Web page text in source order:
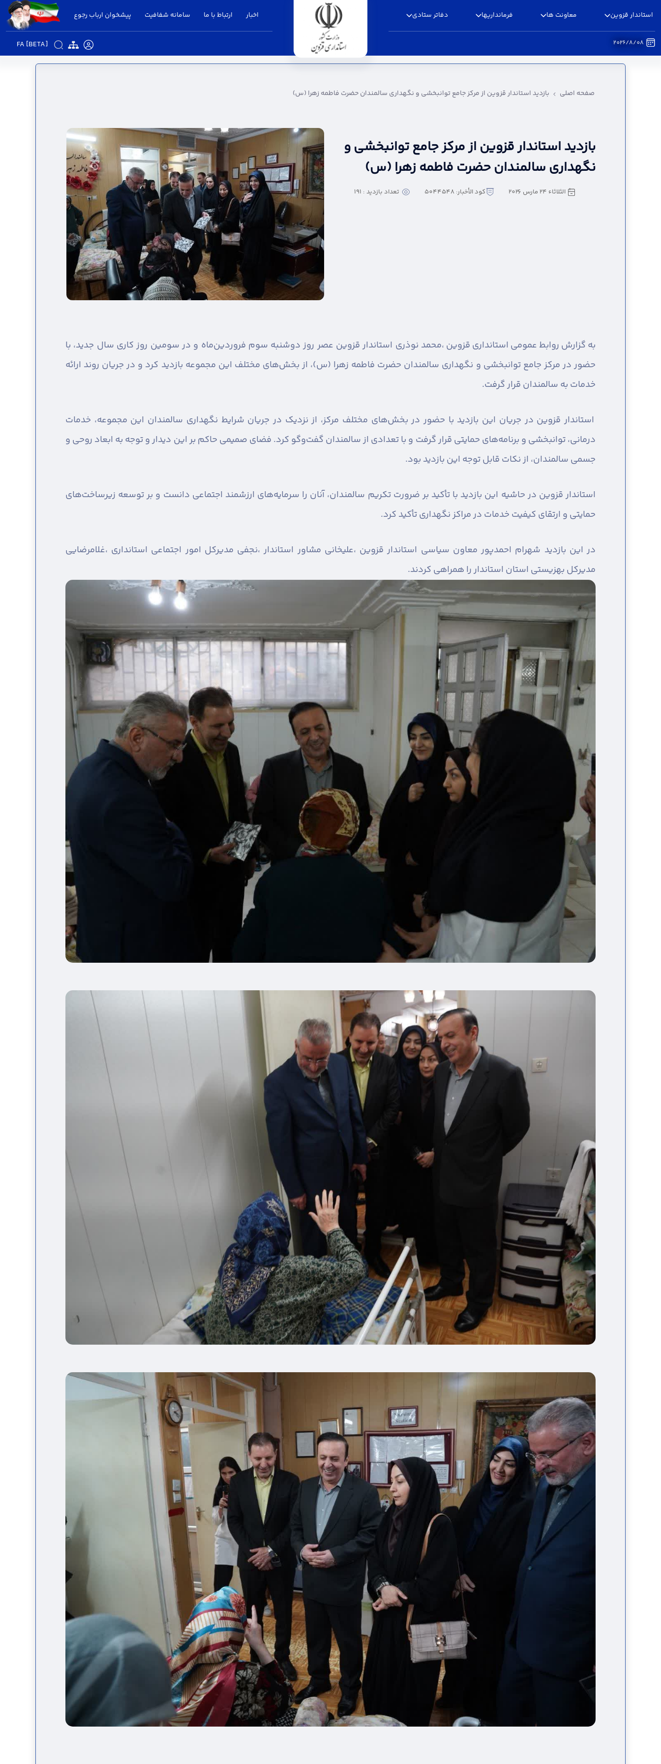
استاندار قزوین معاونت ها فرمانداریها دفاتر ستادی اخبار ارتباط با ما سامانه شفافیت پیشخوان ارباب رجوع
FA [BETA] 2026/8/08
بازدید استاندار قزوین از مرکز جامع توانبخشی و نگهداری سالمندان حضرت فاطمه زهرا (س) - استانداری قزوین
صفحه اصلی بازدید استاندار قزوین از مرکز جامع توانبخشی و نگهداری سالمندان حضرت فاطمه زهرا (س)
بازدید استاندار قزوین از مرکز جامع توانبخشی و
نگهداری سالمندان حضرت فاطمه زهرا (س)
الثلاثاء ٢٤ مارس ٢٠٢٦ كود الأخبار: 5044548 تعداد بازدید : 191
به گزارش روابط عمومی استانداری قزوین ،محمد نوذری استاندار قزوین عصر روز دوشنبه سوم فروردین‌ماه و در سومین روز کاری سال جدید، با
حضور در مرکز جامع توانبخشی و نگهداری سالمندان حضرت فاطمه زهرا (س)، از بخش‌های مختلف این مجموعه بازدید کرد و در جریان روند ارائه
خدمات به سالمندان قرار گرفت.
استاندار قزوین در جریان این بازدید با حضور در بخش‌های مختلف مرکز، از نزدیک در جریان شرایط نگهداری سالمندان این مجموعه، خدمات
درمانی، توانبخشی و برنامه‌های حمایتی قرار گرفت و با تعدادی از سالمندان گفت‌وگو کرد. فضای صمیمی حاکم بر این دیدار و توجه به ابعاد روحی و
جسمی سالمندان، از نکات قابل توجه این بازدید بود.
استاندار قزوین در حاشیه این بازدید با تأکید بر ضرورت تکریم سالمندان، آنان را سرمایه‌های ارزشمند اجتماعی دانست و بر توسعه زیرساخت‌های
حمایتی و ارتقای کیفیت خدمات در مراکز نگهداری تأکید کرد.
در این بازدید شهرام احمدپور معاون سیاسی استاندار قزوین ،علیخانی مشاور استاندار ،نجفی مدیرکل امور اجتماعی استانداری ،غلامرضایی
مدیرکل بهزیستی استان استاندار را همراهی کردند.